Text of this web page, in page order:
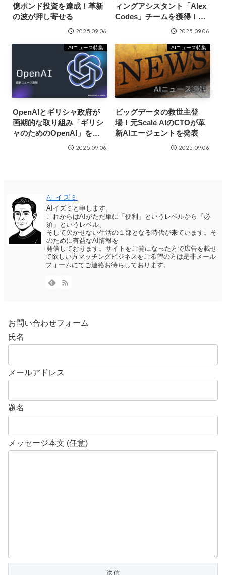
億ポンド投資を達成！革新
の波が押し寄せる
2025.09.06
ィングアシスタント「Alex
Codes」チームを獲得！新
たな挑戦が始まる 2025.09.06
AIニュース特集
OpenAIとギリシャ政府が
画期的な取り組み「ギリシ
ャのためのOpenAI」を発
2025.09.06
AIニュース特集
ビッグデータの救世主登
場！元Scale AIのCTOが革
新AIエージェントを発表
2025.09.06
AI イズミ
AIイズミと申します。
これからはAIがただ単に「便利」というレベルから「必
須」というレベル、
そして欠かせない生活の１部となる時代が来ています。そ
のために有益なAI情報を
発信しております。サイトをご覧になった方で広告を載せ
て欲しい方マッチングビジネスをご希望の方は是非メール
フォームにてご連絡お待ちしております。
お問い合わせフォーム
氏名
メールアドレス
題名
メッセージ本文 (任意)